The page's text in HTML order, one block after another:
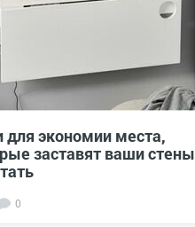
для экономии места,
заставят ваши стены
0